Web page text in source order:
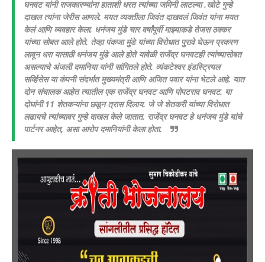
घनवट यांनी राजकारण्यांना हाताशी धरत त्यांच्या जमिनी लाटल्या .खोटे गुन्हे
दाखल त्यांना जेरीस आणले. मयत व्यक्तीला जिवंत दाखवलं जिवंत यांना मयत
केलं आणि व्यवहार केला. धनंजय मुंडे चार वर्षांपूर्वी माझ्याकडे तेजस ठक्कर
यांच्या सोबत आले होते. तेव्हा पंकजा मुंडे यांच्या विरोधात पुरावे घेऊन प्रकरण
लावून धरा यासाठी धनंजय मुंडे आले होते यावेळी राजेंद्र घनवटही त्यांच्यासोबत
असल्याचे अंजली दमानिया यांनी सांगितले होते. व्यंकटेश्वर इंडस्ट्रियल
सर्व्हिसेस या कंपनी संदर्भात मुख्यमंत्री आणि अजित पवार यांना भेटले आहे. यात
दोन संचालक आहेत त्यातील एक राजेंद्र घनवट आणि पोपटराव घनवट. या
दोघांनी 11 शेतकऱ्यांना छळून त्रास दिलाय. जे जे शेतकरी यांच्या विरोधात
लढायचे त्यांच्यावर गुन्हे दाखल केले जातात. राजेंद्र घनवट हे धनंजय मुंडे यांचे
पार्टनर आहेत, असा आरोप दमानियांनी केला होता.